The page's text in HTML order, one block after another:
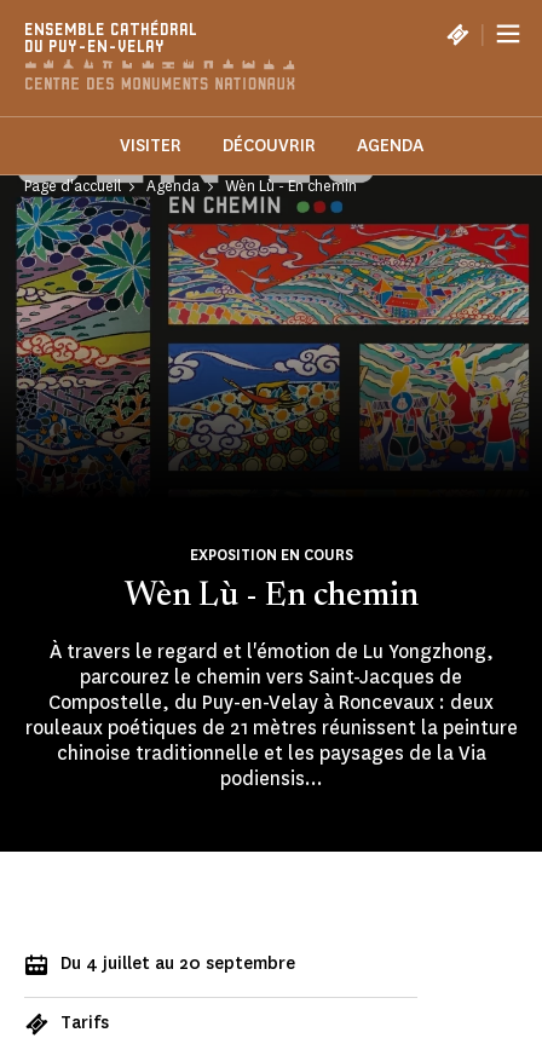
ENSEMBLE CATHÉDRAL
DU PUY-EN-VELAY
|
VISITER DÉCOUVRIR AGENDA
Page d'accueil Agenda Wèn Lù - En chemin
Wèn Lù - En chemin
EXPOSITION EN COURS
À travers le regard et l'émotion de Lu Yongzhong,
parcourez le chemin vers Saint-Jacques de
Compostelle, du Puy-en-Velay à Roncevaux : deux
rouleaux poétiques de 21 mètres réunissent la peinture
chinoise traditionnelle et les paysages de la Via
podiensis...
Du 4 juillet au 20 septembre
Tarifs